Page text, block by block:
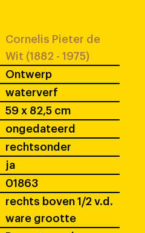
Cornelis Pieter de
Wit (1882 - 1975)
Ontwerp
waterverf
59 x 82,5 cm
ongedateerd
rechtsonder
ja
01863
rechts boven 1/2 v.d.
ware grootte